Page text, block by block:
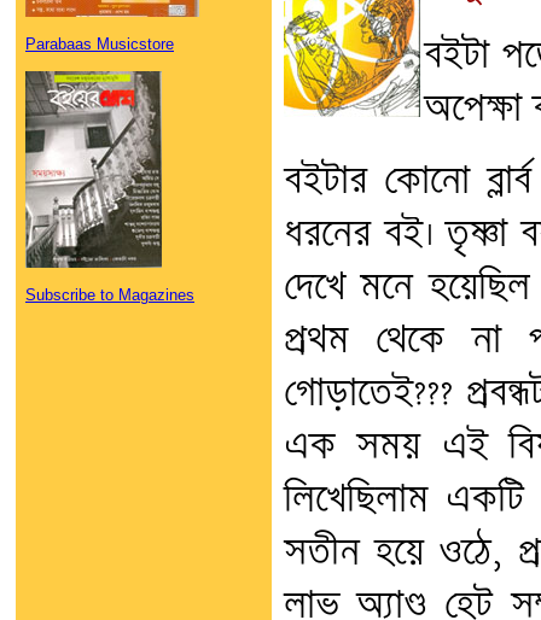
Parabaas Musicstore
Subscribe to Magazines
বইটা
অপেক্ষা
বইটার কোনো
ধরনের বই। তৃষ্ণা
দেখে মনে হয়েছিল
প্রথম থেকে না
গোড়াতেই???
এক সময় এই
লিখেছিলাম
সতীন হয়ে ওঠে,
লাভ অ্যাণ্ড হেট